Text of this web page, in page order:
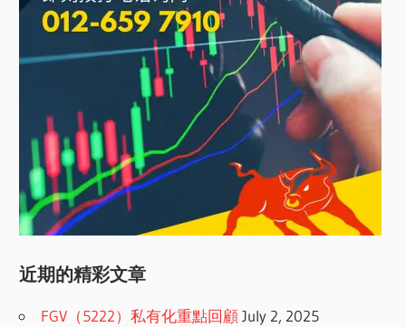
近期的精彩文章
FGV（5222）私有化重點回顧 July 2, 2025